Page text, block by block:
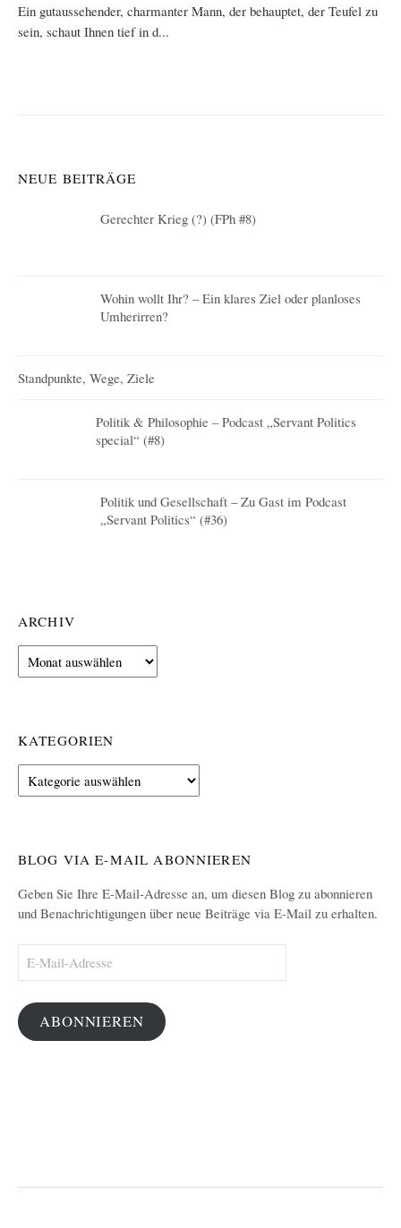
Ein gutaussehender, charmanter Mann, der behauptet, der Teufel zu
sein, schaut Ihnen tief in d...
NEUE BEITRÄGE
Gerechter Krieg (?) (FPh #8)
Wohin wollt Ihr? – Ein klares Ziel oder planloses
Umherirren?
Standpunkte, Wege, Ziele
Politik & Philosophie – Podcast „Servant Politics
special“ (#8)
Politik und Gesellschaft – Zu Gast im Podcast
„Servant Politics“ (#36)
ARCHIV
Archiv
KATEGORIEN
Kategorien
BLOG VIA E-MAIL ABONNIEREN
Geben Sie Ihre E-Mail-Adresse an, um diesen Blog zu abonnieren
und Benachrichtigungen über neue Beiträge via E-Mail zu erhalten.
Mail-
ABONNIEREN